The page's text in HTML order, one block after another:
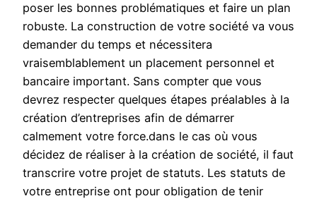
poser les bonnes problématiques et faire un plan
robuste. La construction de votre société va vous
demander du temps et nécessitera
vraisemblablement un placement personnel et
bancaire important. Sans compter que vous
devrez respecter quelques étapes préalables à la
création d’entreprises afin de démarrer
calmement votre force.dans le cas où vous
décidez de réaliser à la création de société, il faut
transcrire votre projet de statuts. Les statuts de
votre entreprise ont pour obligation de tenir